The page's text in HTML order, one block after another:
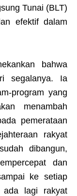
Tunai (BLT)
efektif dalam
bahwa
segalanya. Ia
program yang
menambah
pemerataan
rakyat
dibangun,
dan
ke setiap
ada lagi rakyat